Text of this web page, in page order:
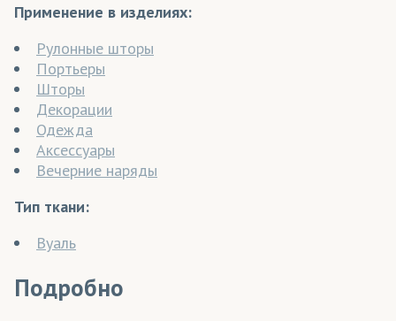
Применение в изделиях:
Рулонные шторы
Портьеры
Шторы
Декорации
Одежда
Аксессуары
Вечерние наряды
Тип ткани:
Вуаль
Подробно